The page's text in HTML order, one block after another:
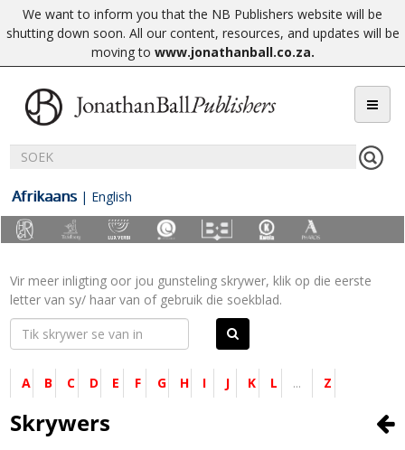
We want to inform you that the NB Publishers website will be
shutting down soon. All our content, resources, and updates will be
moving to www.jonathanball.co.za.
Afrikaans | English
Vir meer inligting oor jou gunsteling skrywer, klik op die eerste
letter van sy/ haar van of gebruik die soekblad.
A B C D E F G H I J K L ... Z
Skrywers